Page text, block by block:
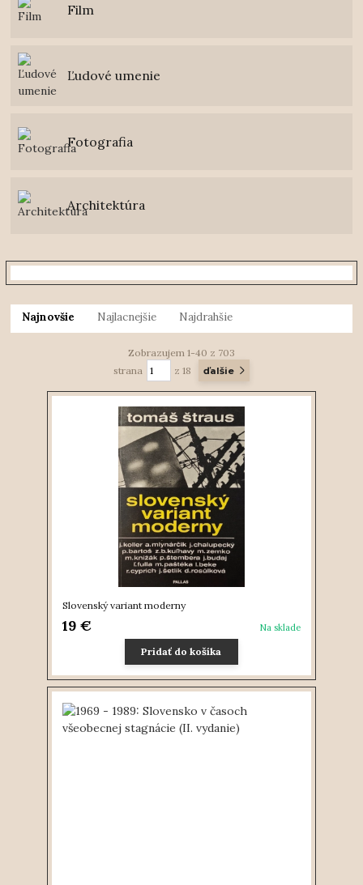
Film
Ľudové umenie
Fotografia
Architektúra
Najnovšie Najlacnejšie Najdrahšie
Zobrazujem 1-40 z 703
strana
z 18 ďalšie
Slovenský variant moderny
19 € Na sklade
Pridať do košíka